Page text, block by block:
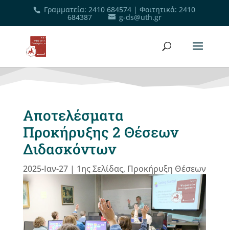
Γραμματεία: 2410 684574 |Φοιτητικά: 2410
684387 g-ds@uth.gr
Αποτελέσματα
Προκήρυξης 2 Θέσεων
Διδασκόντων
2025-Ιαν-27| 1ης Σελίδας, Προκήρυξη Θέσεων